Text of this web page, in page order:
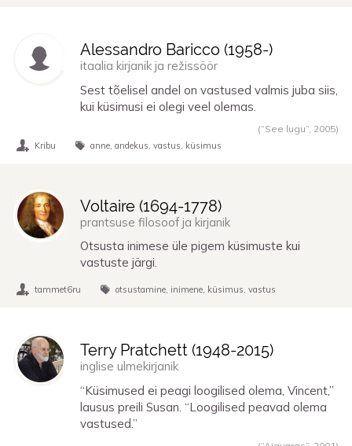
Alessandro Baricco (1958-)
itaalia kirjanik ja režissöör
Sest tõelisel andel on vastused valmis juba siis,
kui küsimusi ei olegi veel olemas.
(“See lugu”, 2005)
Kribu anne andekus vastus küsimus
Voltaire (1694-1778)
prantsuse filosoof ja kirjanik
Otsusta inimese üle pigem küsimuste kui
vastuste järgi.
tammet6ru otsustamine inimene küsimus vastus
Terry Pratchett (1948-2015)
inglise ulmekirjanik
“Küsimused ei peagi loogilised olema, Vincent,”
lausus preili Susan. “Loogilised peavad olema
vastused.”